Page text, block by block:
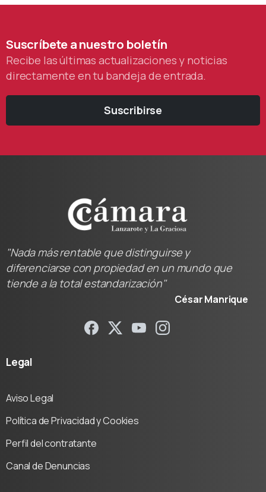
Suscríbeteanuestro boletín
Recibe las últimas actualizaciones y noticias
directamente en tu bandeja de entrada.
Suscribirse
"Nada más rentable que distinguirse y
diferenciarse con propiedad en un mundo que
tiende a la total estandarización"
César Manrique
Legal
Aviso Legal
Política de Privacidad y Cookies
Perfil del contratante
Canal de Denuncias